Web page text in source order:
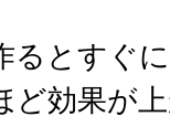
るとすぐ
ど効果が